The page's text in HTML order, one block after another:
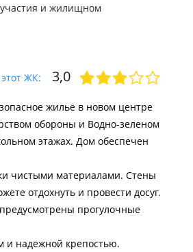
и жилищном
ЖК: 3,0
жилье в новом центре
обороны и Водно-зеленом
этажах. Дом обеспечен
чистыми материалами. Стены
отдохнуть и провести досуг.
прогулочные
и надежной крепостью.